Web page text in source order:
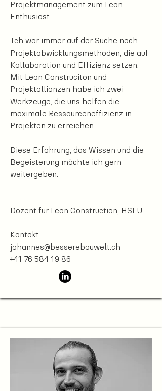
Projektmanagement zum Lean
Enthusiast.
Ich war immer auf der Suche nach
Projektabwicklungsmethoden, die auf
Kollaboration und Effizienz setzen.
Mit Lean Construciton und
Projektallianzen habe ich zwei
Werkzeuge, die uns helfen die
maximale Ressourceneffizienz in
Projekten zu erreichen.
Diese Erfahrung, das Wissen und die
Begeisterung möchte ich gern
weitergeben.
Dozent für Lean Construction, HSLU
Kontakt:
johannes@besserebauwelt.ch
+41 76 584 19 86